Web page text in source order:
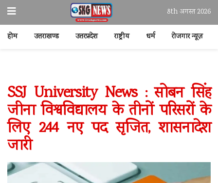
8th अगस्त 2026
होम उत्तराखण्ड उत्तरप्रदेश राष्ट्रीय धर्म रोजगार न्यूज़
SSJ University News : सोबन सिंह
जीना विश्वविद्यालय के तीनों परिसरों के
लिए 244 नए पद सृजित, शासनादेश
जारी